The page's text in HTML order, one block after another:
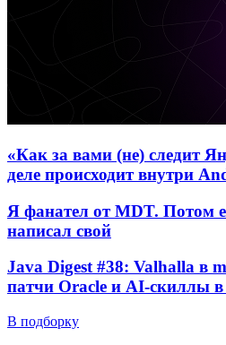
«Как за вами (не) следит
деле происходит внутри
Я фанател от MDT. Потом
написал свой
Java Digest #38: Valhalla в
патчи Oracle и AI-скиллы
В подборку